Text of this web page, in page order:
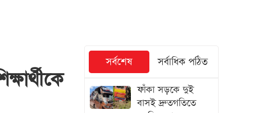
সর্বশেষ সর্বাধিক পঠিত
ফাঁকা সড়কে দুই
বাসই দ্রুতগতিতে